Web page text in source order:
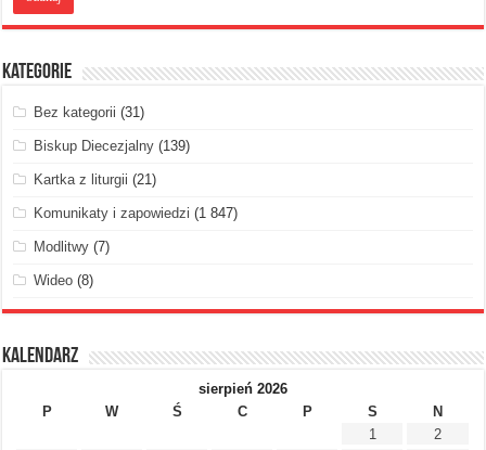
Kategorie
Bez kategorii (31)
Biskup Diecezjalny (139)
Kartka z liturgii (21)
Komunikaty i zapowiedzi (1 847)
Modlitwy (7)
Wideo (8)
Kalendarz
sierpień 2026
P
W Ś C P S
N
1
2